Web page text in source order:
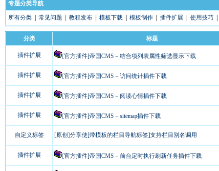
专题分类导航
所有分类 常见问题 教程发布 模板下载 模板制作 插件扩展 使用技巧
分类 标题
插件扩展 [官方插件]帝国CMS－结合项列表属性筛选显示下载
插件扩展 [官方插件]帝国CMS－访问统计插件下载
插件扩展 [官方插件]帝国CMS－阅读心情插件下载
插件扩展 [官方插件]帝国CMS－sitemap插件下载
自定义标签 [原创]分享使[带模板的栏目导航标签]支持栏目别名调用
插件扩展 [官方插件]帝国CMS－前台定时执行刷新任务插件下载